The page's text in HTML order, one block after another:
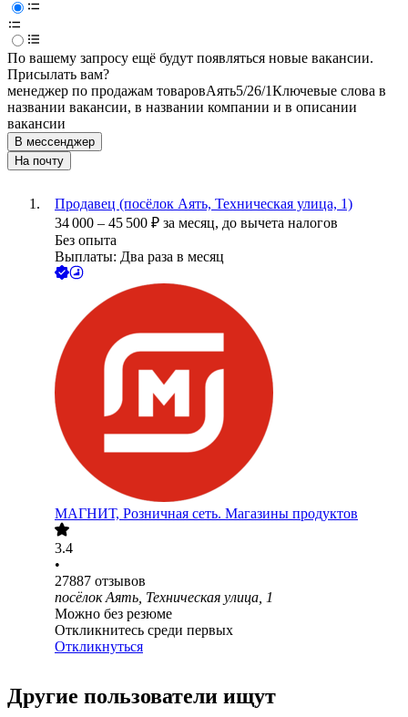
По вашему запросу ещё будут появляться новые вакансии.
Присылать вам?
менеджер по продажам товаровАять5/26/1Ключевые слова в
названии вакансии, в названии компании и в описании
вакансии
В мессенджер
На почту
Продавец (посёлок Аять, Техническая улица, 1)
34 000 – 45 500 ₽ за месяц, до вычета налогов
Без опыта
Выплаты: Два раза в месяц
МАГНИТ, Розничная сеть. Магазины продуктов
3.4
•
27887 отзывов
посёлок Аять, Техническая улица, 1
Можно без резюме
Откликнитесь среди первых
Откликнуться
Другие пользователи ищут